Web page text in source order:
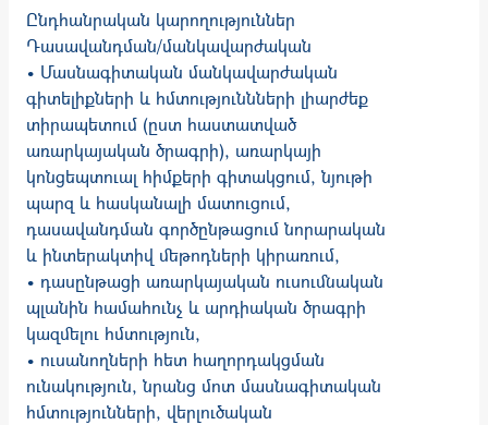
Ընդհանրական կարողություններ
Դասավանդման/մանկավարժական
• Մասնագիտական մանկավարժական
գիտելիքների և հմտություննների լիարժեք
տիրապետում (ըստ հաստատված
առարկայական ծրագրի), առարկայի
կոնցեպտուալ հիմքերի գիտակցում, նյութի
պարզ և հասկանալի մատուցում,
դասավանդման գործընթացում նորարական
և ինտերակտիվ մեթոդների կիրառում,
• դասընթացի առարկայական ուսումնական
պլանին համահունչ և արդիական ծրագրի
կազմելու հմտություն,
• ուսանողների հետ հաղորդակցման
ունակություն, նրանց մոտ մասնագիտական
հմտությունների, վերլուծական